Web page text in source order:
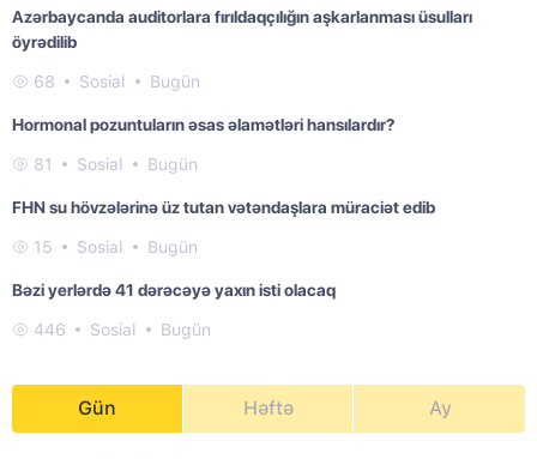
Azərbaycanda auditorlara fırıldaqçılığın aşkarlanması üsulları
öyrədilib
68 Sosial Bugün
Hormonal pozuntuların əsas əlamətləri hansılardır?
81 Sosial Bugün
FHN su hövzələrinə üz tutan vətəndaşlara müraciət edib
15 Sosial Bugün
Bəzi yerlərdə 41 dərəcəyə yaxın isti olacaq
446 Sosial Bugün
Gün Həftə Ay